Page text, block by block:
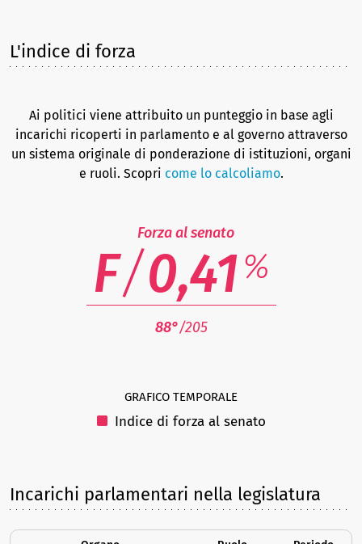
L'indice di forza
Ai politici viene attribuito un punteggio in base agli
incarichi ricoperti in parlamento e al governo attraverso
un sistema originale di ponderazione di istituzioni, organi
e ruoli. Scopri come lo calcoliamo.
Forza al senato
F/0,41%
88°/205
GRAFICO TEMPORALE
Indice di forza al senato
Incarichi parlamentari nella legislatura